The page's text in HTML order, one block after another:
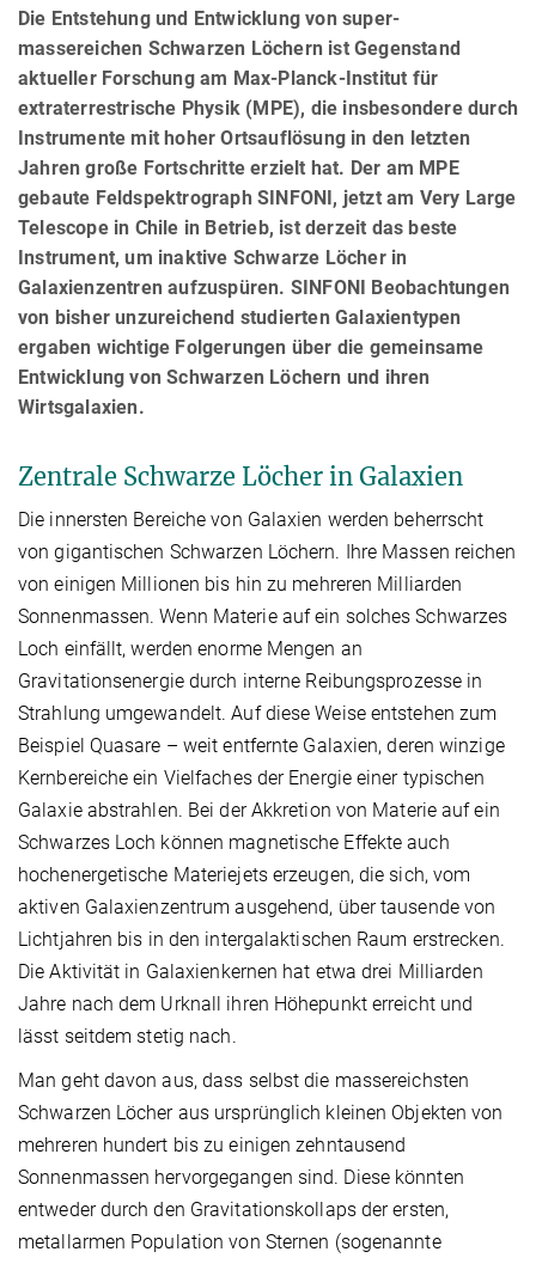
Die Entstehung und Entwicklung von super-
massereichen Schwarzen Löchern ist Gegenstand
aktueller Forschung am Max-Planck-Institut für
extraterrestrische Physik (MPE), die insbesondere durch
Instrumente mit hoher Ortsauflösung in den letzten
Jahren große Fortschritte erzielt hat. Der am MPE
gebaute Feldspektrograph SINFONI, jetzt am Very Large
Telescope in Chile in Betrieb, ist derzeit das beste
Instrument, um inaktive Schwarze Löcher in
Galaxienzentren aufzuspüren. SINFONI Beobachtungen
von bisher unzureichend studierten Galaxientypen
ergaben wichtige Folgerungen über die gemeinsame
Entwicklung von Schwarzen Löchern und ihren
Wirtsgalaxien.
Zentrale Schwarze Löcher in Galaxien
Die innersten Bereiche von Galaxien werden beherrscht
von gigantischen Schwarzen Löchern. Ihre Massen reichen
von einigen Millionen bis hin zu mehreren Milliarden
Sonnenmassen. Wenn Materie auf ein solches Schwarzes
Loch einfällt, werden enorme Mengen an
Gravitationsenergie durch interne Reibungsprozesse in
Strahlung umgewandelt. Auf diese Weise entstehen zum
Beispiel Quasare – weit entfernte Galaxien, deren winzige
Kernbereiche ein Vielfaches der Energie einer typischen
Galaxie abstrahlen. Bei der Akkretion von Materie auf ein
Schwarzes Loch können magnetische Effekte auch
hochenergetische Materiejets erzeugen, die sich, vom
aktiven Galaxienzentrum ausgehend, über tausende von
Lichtjahren bis in den intergalaktischen Raum erstrecken.
Die Aktivität in Galaxienkernen hat etwa drei Milliarden
Jahre nach dem Urknall ihren Höhepunkt erreicht und
lässt seitdem stetig nach.
Man geht davon aus, dass selbst die massereichsten
Schwarzen Löcher aus ursprünglich kleinen Objekten von
mehreren hundert bis zu einigen zehntausend
Sonnenmassen hervorgegangen sind. Diese könnten
entweder durch den Gravitationskollaps der ersten,
metallarmen Population von Sternen (sogenannte